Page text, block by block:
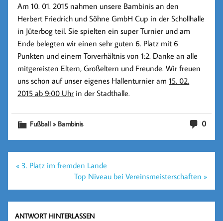
Am 10. 01. 2015 nahmen unsere Bambinis an den
Herbert Friedrich und Söhne GmbH Cup in der Schollhalle
in Jüterbog teil. Sie spielten ein super Turnier und am
Ende belegten wir einen sehr guten 6. Platz mit 6
Punkten und einem Torverhältnis von 1:2. Danke an alle
mitgereisten Eltern, Großeltern und Freunde. Wir freuen
uns schon auf unser eigenes Hallenturnier am15. 02.
2015 ab 9:00 Uhr in der Stadthalle.
0
Fußball » Bambinis
Beitragsnavigation
« 3. Platz im fremden Lande
Top Niveau bei Vereinsmeisterschaften »
ANTWORT HINTERLASSEN